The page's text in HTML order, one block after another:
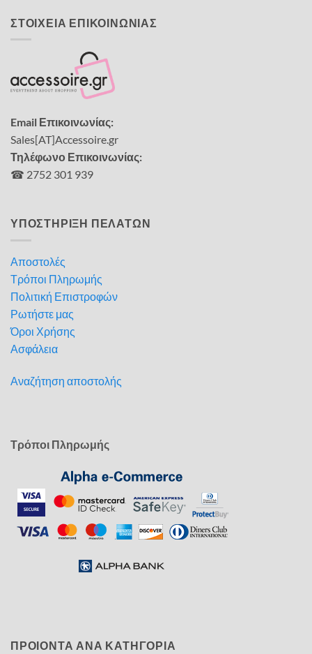
ΣΤΟΙΧΕΙΑ ΕΠΙΚΟΙΝΩΝΙΑΣ
Email Επικοινωνίας:
Sales[AT]Accessoire.gr
Τηλέφωνο Επικοινωνίας:
☎ 2752 301 939
ΥΠΟΣΤΗΡΙΞΗ ΠΕΛΑΤΩΝ
Αποστολές
Τρόποι Πληρωμής
Πολιτική Επιστροφών
Ρωτήστε μας
Όροι Χρήσης
Ασφάλεια
Αναζήτηση αποστολής
Τρόποι Πληρωμής
ΠΡΟΙΟΝΤΑ ΑΝΑ ΚΑΤΗΓΟΡΙΑ